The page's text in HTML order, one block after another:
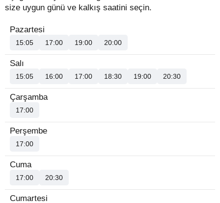
size uygun günü ve kalkış saatini seçin.
Pazartesi
15:05 17:00 19:00 20:00
Salı
15:05 16:00 17:00 18:30 19:00 20:30
Çarşamba
17:00
Perşembe
17:00
Cuma
17:00 20:30
Cumartesi